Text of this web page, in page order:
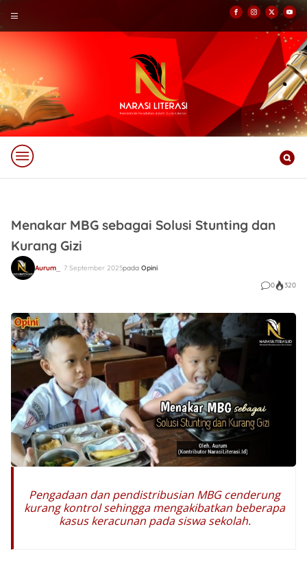
Menakar MBG sebagai Solusi Stunting dan
Kurang Gizi
Aurum 7 September 2025pada Opini
0
320
Pengadaan dan pendistribusian MBG cenderung
kurang kontrol sehingga mengakibatkan beberapa
kasus keracunan pada siswa sekolah.